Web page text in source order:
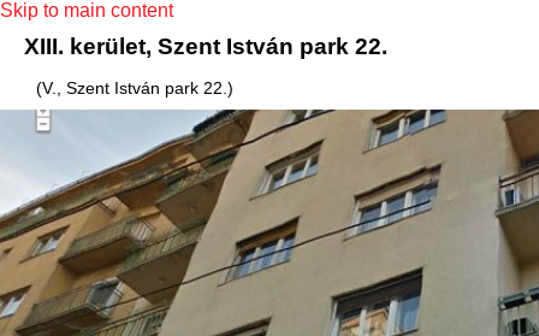
Skip to main content
XIII. kerület, Szent István park 22.
(V., Szent István park 22.)